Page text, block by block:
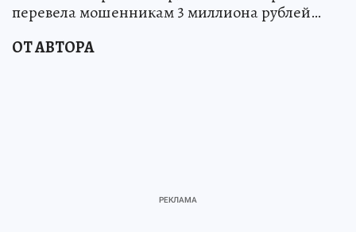
перевела мошенникам 3 миллиона рублей…
ОТ АВТОРА